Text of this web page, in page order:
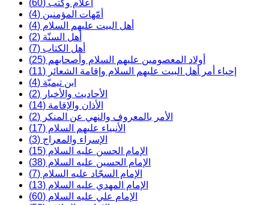
أعلام وكتب (60)
أمّهات المؤمنين (4)
أهل البيت عليهم السلام (4)
أهل السنّة (2)
أهل الكتاب (7)
أولاد المعصومين عليهم السلام وأصحابهم (25)
إحياء أمر أهل البيت عليهم السلام وإقامة الشعائر (11)
ابن تيميّة (4)
الأحاديث والأخبار (2)
الأذان والإقامة (14)
الأمر بالمعروف والنهي عن المنكر (2)
الأنبياء عليهم السلام (17)
الإسراء والمعراج (3)
الإمام الحسن عليه السلام (15)
الإمام الحسين عليه السلام (38)
الإمام السجّاد عليه السلام (7)
الإمام المهدي عليه السلام (13)
الإمام علي عليه السلام (60)